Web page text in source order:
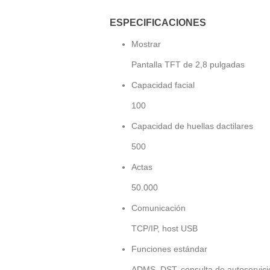
ESPECIFICACIONES
Mostrar
Pantalla TFT de 2,8 pulgadas
Capacidad facial
100
Capacidad de huellas dactilares
500
Actas
50.000
Comunicación
TCP/IP, host USB
Funciones estándar